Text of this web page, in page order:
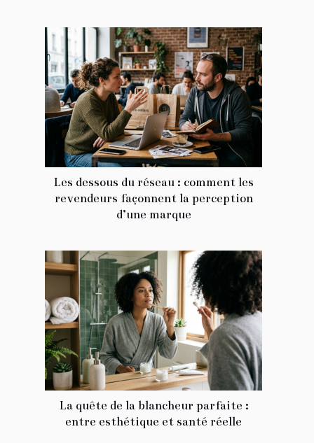
Les dessous du réseau : comment les
revendeurs façonnent la perception
d’une marque
La quête de la blancheur parfaite :
entre esthétique et santé réelle